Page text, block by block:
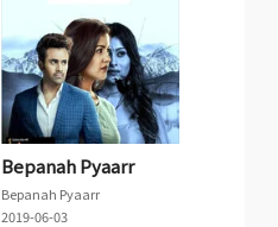
Bepanah Pyaarr
Bepanah Pyaarr
2019-06-03